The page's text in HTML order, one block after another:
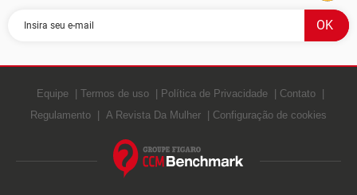
Equipe Termos de uso Política de Privacidade
Contato
Regulamento
A Revista Da Mulher Configuração de cookies